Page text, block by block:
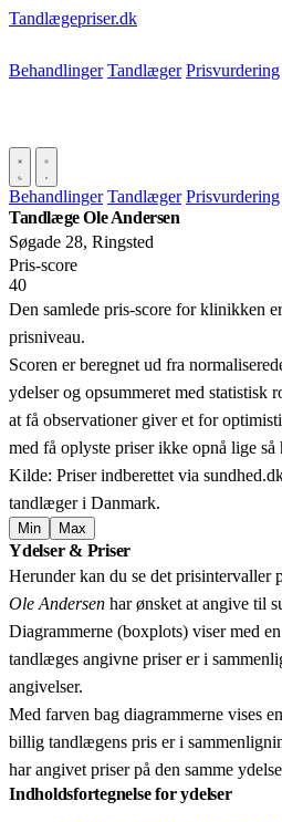
Tandlægepriser.dk
Behandlinger Tandlæger Prisvurdering
Behandlinger Tandlæger Prisvurdering
Tandlæge Ole Andersen
Søgade 28, Ringsted
Pris‑score
40
Den samlede pris-score for klinikken
prisniveau.
Scoren er beregnet ud fra
ydelser og opsummeret med statistisk
at få observationer giver et for
med få oplyste priser ikke opnå lige så
Kilde: Priser indberettet via
tandlæger i Danmark.
Min Max
+
−
Ydelser & Priser
Herunder kan du se det prisintervaller
Ole Andersen har ønsket at angive til
Diagrammerne (boxplots) viser med
tandlæges angivne priser er i
angivelser.
Med farven bag diagrammerne vises
billig tandlægens pris er i
har angivet priser på den samme
Indholdsfortegnelse for ydelser